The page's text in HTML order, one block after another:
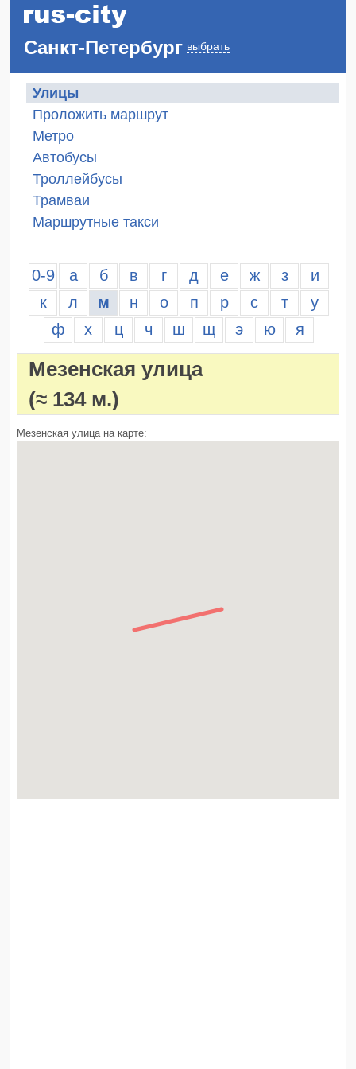
Санкт-Петербург выбрать
Улицы
Проложить маршрут
Метро
Автобусы
Троллейбусы
Трамваи
Маршрутные такси
0-9 а б в г д е ж з
и
к
л м н о п р с т
у
ф
х ц ч ш щ э ю я
Мезенская улица
(≈ 134 м.)
Мезенская улица на карте: